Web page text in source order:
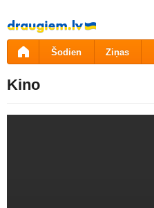
Pāriet
uz
saturu
Šodien Ziņas
Kino